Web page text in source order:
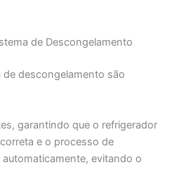
de Descongelamento
descongelamento são
garantindo que o refrigerador
e o processo de
evitando o